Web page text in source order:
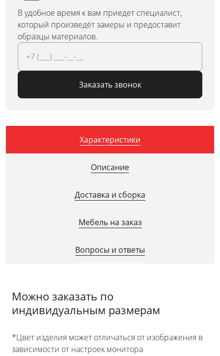
В удобное время к вам приедет специалист,
который произведёт замеры и предоставит
образцы материалов.
Заказать звонок
Характеристики
Описание
Доставка и сборка
Мебель на заказ
Вопросы и ответы
Можно заказать по
индивидуальным размерам
*Цвет изделия может отличаться от изображения в
зависимости от настроек монитора